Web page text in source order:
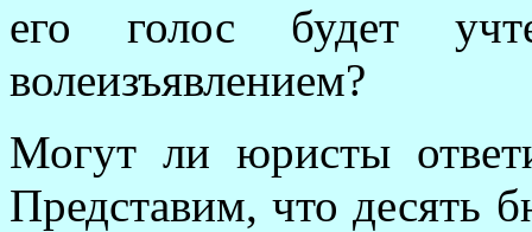
его голос будет
волеизъявлением?
Могут ли юристы
Представим, что десять